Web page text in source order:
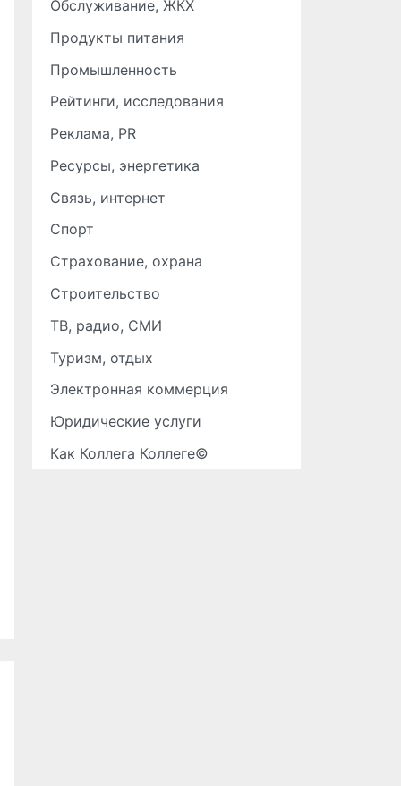
Обслуживание, ЖКХ
Продукты питания
Промышленность
Рейтинги, исследования
Реклама, PR
Ресурсы, энергетика
Связь, интернет
Спорт
Страхование, охрана
Строительство
ТВ, радио, СМИ
Туризм, отдых
Электронная коммерция
Юридические услуги
Как Коллега Коллеге©